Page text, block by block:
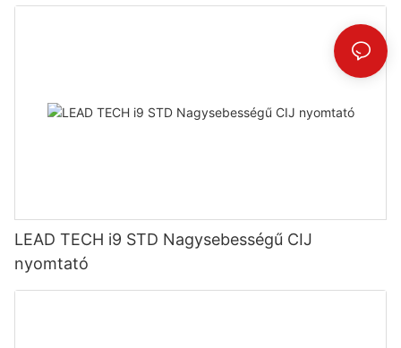
LEAD TECH i9 STD Nagysebességű CIJ
nyomtató